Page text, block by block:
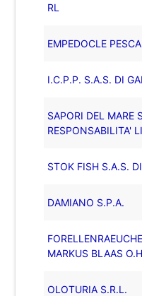
RL
EMPEDOCLE
I.C.P.P. S.A.S. DI
SAPORI DEL MARE
RESPONSABILITA'
STOK FISH S.A.S.
DAMIANO S.P.A.
MARKUS BLAAS
OLOTURIA S.R.L.